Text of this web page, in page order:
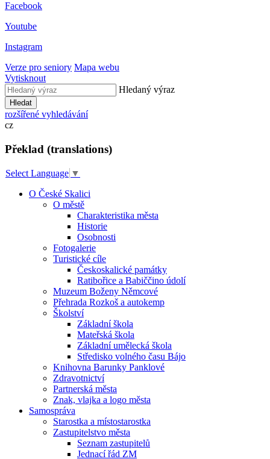
Facebook
Youtube
Instagram
Verze pro seniory Mapa webu
Vytisknout
Hledaný výraz
Hledat
rozšířené vyhledávání
cz
Překlad (translations)
Select Language ▼
O České Skalici
O městě
Charakteristika města
Historie
Osobnosti
Fotogalerie
Turistické cíle
Českoskalické památky
Ratibořice a Babiččino údolí
Muzeum Boženy Němcové
Přehrada Rozkoš a autokemp
Školství
Základní škola
Mateřská škola
Základní umělecká škola
Středisko volného času Bájo
Knihovna Barunky Panklové
Zdravotnictví
Partnerská města
Znak, vlajka a logo města
Samospráva
Starostka a místostarostka
Zastupitelstvo města
Seznam zastupitelů
Jednací řád ZM